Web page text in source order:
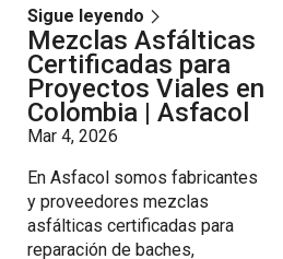
Sigue leyendo
Mezclas Asfálticas
Certificadas para
Proyectos Viales en
Colombia | Asfacol
Mar 4, 2026
En Asfacol somos fabricantes
y proveedores mezclas
asfálticas certificadas para
reparación de baches,